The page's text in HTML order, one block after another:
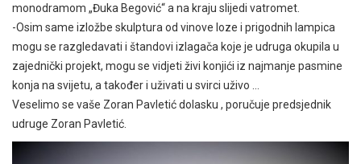
monodramom „Đuka Begović“ a na kraju slijedi vatromet.
-Osim same izložbe skulptura od vinove loze i prigodnih lampica
mogu se razgledavati i štandovi izlagača koje je udruga okupila u
zajednički projekt, mogu se vidjeti živi konjići iz najmanje pasmine
konja na svijetu, a također i uživati u svirci uživo …
Veselimo se vaše Zoran Pavletić dolasku , poručuje predsjednik
udruge Zoran Pavletić.